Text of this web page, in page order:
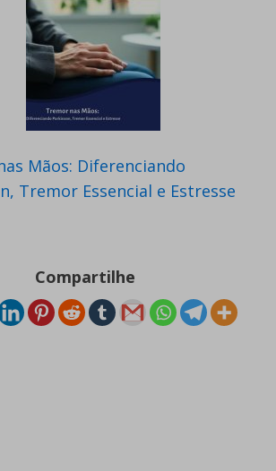
Mãos: Diferenciando
Tremor Essencial e Estresse
Compartilhe